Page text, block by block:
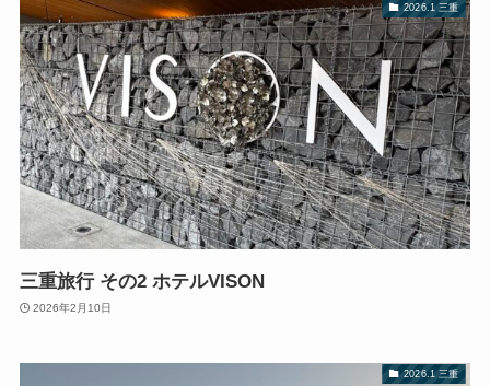
2026.1 三重
三重旅行 その2 ホテルVISON
2026年2月10日
2026.1 三重